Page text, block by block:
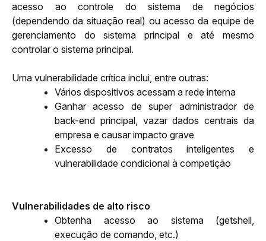
acesso ao controle do sistema de negócios
(dependendo da situação real) ou acesso da equipe de
gerenciamento do sistema principal e até mesmo
controlar o sistema principal.
Uma vulnerabilidade crítica inclui, entre outras:
Vários dispositivos acessam a rede interna
Ganhar acesso de super administrador de
back-end principal, vazar dados centrais da
empresa e causar impacto grave
Excesso de contratos inteligentes e
vulnerabilidade condicional à competição
Vulnerabilidades de alto risco
Obtenha acesso ao sistema (getshell,
execução de comando, etc.)